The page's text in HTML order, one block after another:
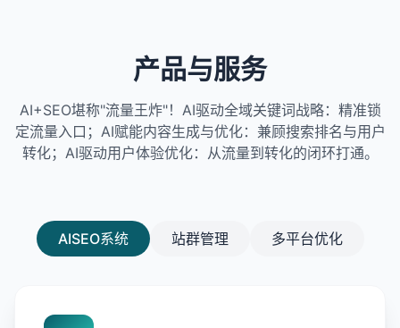
产品与服务
AI+SEO堪称"流量王炸"！AI驱动全域关键词战略：精准锁
定流量入口；AI赋能内容生成与优化：兼顾搜索排名与用户
转化；AI驱动用户体验优化：从流量到转化的闭环打通。
AISEO系统 站群管理 多平台优化